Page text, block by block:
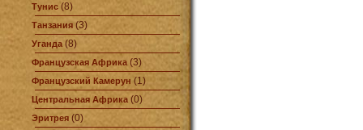
Тунис (8)
Танзания (3)
Уганда(8)
Французская Африка(3)
Французский Камерун (1)
Центральная Африка (0)
Эритрея (0)